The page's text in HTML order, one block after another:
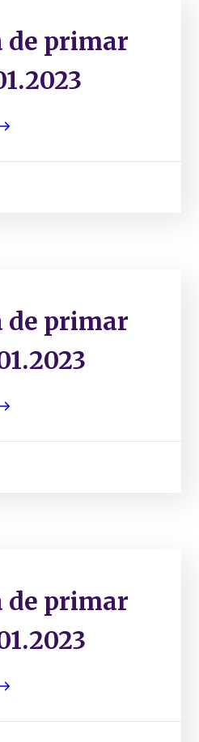
de primar
de primar
de primar